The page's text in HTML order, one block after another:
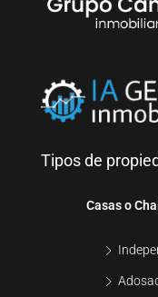
Tipos de
Casas o